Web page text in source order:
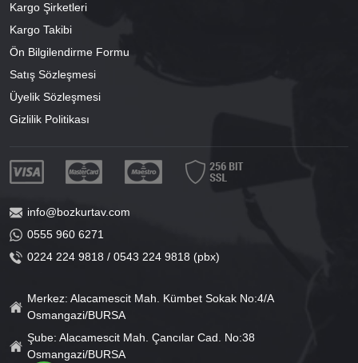
Kargo Şirketleri
Kargo Takibi
Ön Bilgilendirme Formu
Satış Sözleşmesi
Üyelik Sözleşmesi
Gizlilik Politikası
info@bozkurtav.com
0555 960 6271
0224 224 9818 / 0543 224 9818 (pbx)
Merkez: Alacamescit Mah. Kümbet Sokak No:4/A
Osmangazi/BURSA
Şube: Alacamescit Mah. Çancılar Cad. No:38
Osmangazi/BURSA